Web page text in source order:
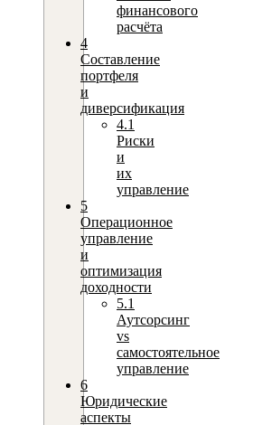
финансового
расчёта
4
Составление
портфеля
и
диверсификация
4.1
Риски
и
их
управление
5
Операционное
управление
и
оптимизация
доходности
5.1
Аутсорсинг
vs
самостоятельное
управление
6
Юридические
аспекты